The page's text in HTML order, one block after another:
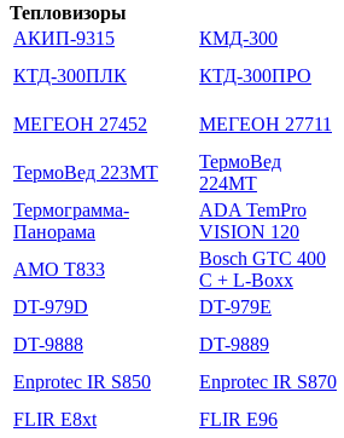
Тепловизоры
АКИП-9315
КМД-300
КТД-300ПЛК
КТД-300ПРО
МЕГЕОН 27452 МЕГЕОН 27711
ТермоВед 223МТ
ТермоВед
224МТ
Термограмма-
Панорама
ADA TemPro
VISION 120
AMO T833
Bosch GTC 400
C + L-Boxx
DT-979D
DT-979E
DT-9888
DT-9889
Enprotec IR S850
Enprotec IR S870
FLIR E8xt
FLIR E96